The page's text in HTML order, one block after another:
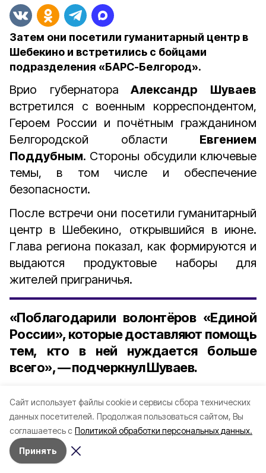
Cайт использует файлы cookie и сервисы сбора технических
данных посетителей. Продолжая пользоваться сайтом, Вы
соглашаетесь с Политикой обработки персональных данных.
Принять
Затем они посетили гуманитарный центр в
Шебекино и встретились с бойцами
подразделения «БАРС-Белгород».
Врио губернатора Александр Шуваев
встретился с военным корреспондентом,
Героем России и почётным гражданином
Белгородской области Евгением
Поддубным. Стороны обсудили ключевые
темы, в том числе и обеспечение
безопасности.
После встречи они посетили гуманитарный
центр в Шебекино, открывшийся в июне.
Глава региона показал, как формируются и
выдаются продуктовые наборы для
жителей приграничья.
«Поблагодарили волонтёров «Единой
России», которые доставляют помощь
тем, кто в ней нуждается больше
всего», — подчеркнул Шуваев.
расположений добровольческого отряда
«БАРС-Белгород». Там бойцы были
отмечены наградами за спасение мирных
жителей из-под обстрелов.